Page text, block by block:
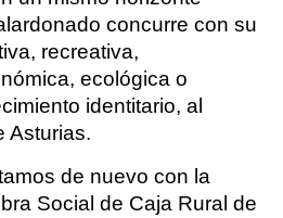
concurre con su
recreativa,
ecológica o
identitario, al
Asturias.
de nuevo con la
Social de Caja Rural de